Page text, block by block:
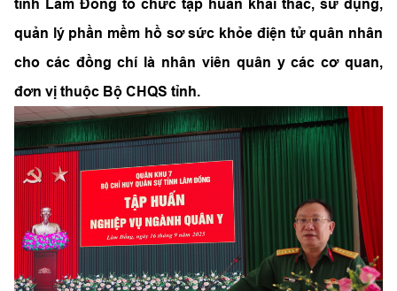
tỉnh Lâm Đồng tổ chức tập huấn khai thác, sử dụng,
quản lý phần mềm hồ sơ sức khỏe điện tử quân nhân
cho các đồng chí là nhân viên quân y các cơ quan,
đơn vị thuộc Bộ CHQS tỉnh.